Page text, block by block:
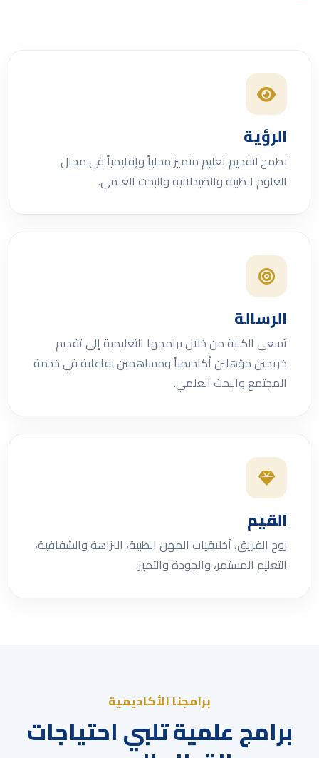
الرؤية
نطمح لتقديم تعليم متميز محلياً وإقليمياً في مجال
العلوم الطبية والصيدلانية والبحث العلمي.
الرسالة
تسعى الكلية من خلال برامجها التعليمية إلى تقديم
خريجين مؤهلين أكاديمياً ومساهمين بفاعلية في خدمة
المجتمع والبحث العلمي.
القيم
روح الفريق، أخلاقيات المهن الطبية، النزاهة والشفافية،
التعليم المستمر، والجودة والتميز.
برامجنا الأكاديمية
برامج علمية تلبي احتياجات